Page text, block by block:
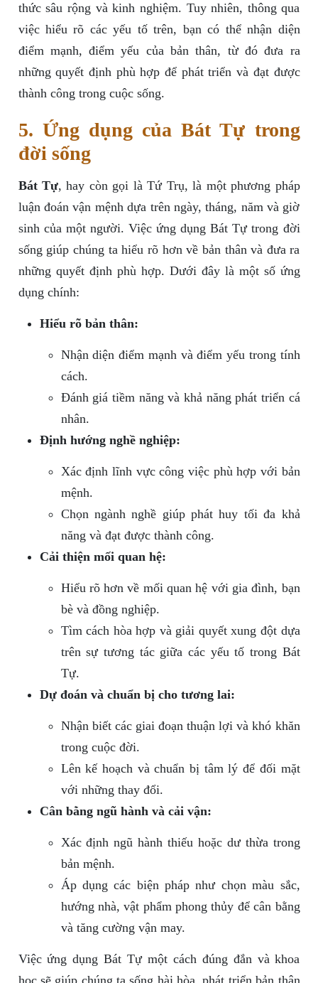
thức sâu rộng và kinh nghiệm. Tuy nhiên, thông qua
việc hiểu rõ các yếu tố trên, bạn có thể nhận diện
điểm mạnh, điểm yếu của bản thân, từ đó đưa ra
những quyết định phù hợp để phát triển và đạt được
thành công trong cuộc sống.
5. Ứng dụng của Bát Tự trong
đời sống
Bát Tự, hay còn gọi là Tứ Trụ, là một phương pháp
luận đoán vận mệnh dựa trên ngày, tháng, năm và giờ
sinh của một người. Việc ứng dụng Bát Tự trong đời
sống giúp chúng ta hiểu rõ hơn về bản thân và đưa ra
những quyết định phù hợp. Dưới đây là một số ứng
dụng chính:
Hiểu rõ bản thân:
Nhận diện điểm mạnh và điểm yếu trong tính
cách.
Đánh giá tiềm năng và khả năng phát triển cá
nhân.
Định hướng nghề nghiệp:
Xác định lĩnh vực công việc phù hợp với bản
mệnh.
Chọn ngành nghề giúp phát huy tối đa khả
năng và đạt được thành công.
Cải thiện mối quan hệ:
Hiểu rõ hơn về mối quan hệ với gia đình, bạn
bè và đồng nghiệp.
Tìm cách hòa hợp và giải quyết xung đột dựa
trên sự tương tác giữa các yếu tố trong Bát
Tự.
Dự đoán và chuẩn bị cho tương lai:
Nhận biết các giai đoạn thuận lợi và khó khăn
trong cuộc đời.
Lên kế hoạch và chuẩn bị tâm lý để đối mặt
với những thay đổi.
Cân bằng ngũ hành và cải vận:
Xác định ngũ hành thiếu hoặc dư thừa trong
bản mệnh.
Áp dụng các biện pháp như chọn màu sắc,
hướng nhà, vật phẩm phong thủy để cân bằng
và tăng cường vận may.
Việc ứng dụng Bát Tự một cách đúng đắn và khoa